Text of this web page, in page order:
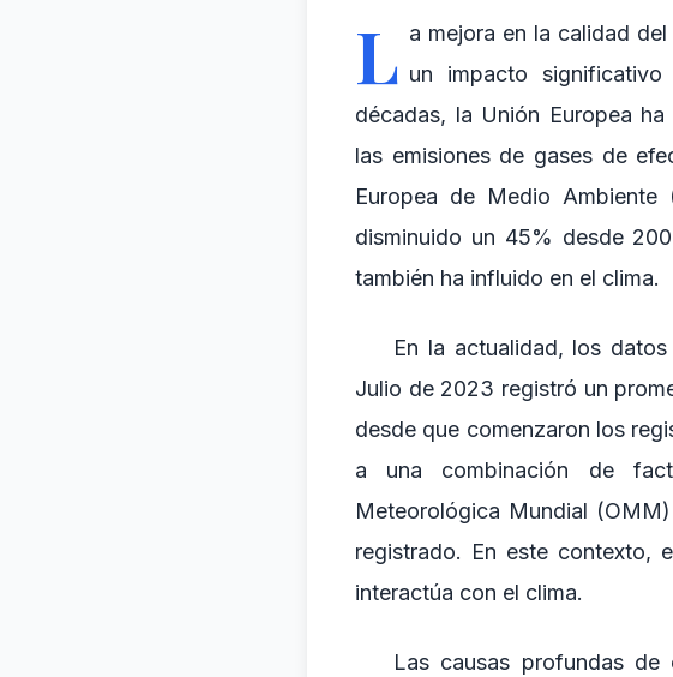
L a mejora en la calidad
un impacto
décadas, la Unión Europea
las emisiones de gases de
Europea de Medio
disminuido un 45% desde
también ha influido en el clima.
En la actualidad, los
Julio de 2023 registró un
desde que comenzaron los
a una combinación de
Meteorológica Mundial
registrado. En este contexto,
interactúa con el clima.
Las causas profundas de